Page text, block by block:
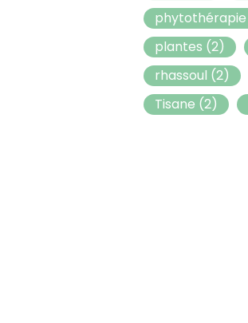
phytothérapie
plantes (2)
rhassoul (2)
Tisane (2)